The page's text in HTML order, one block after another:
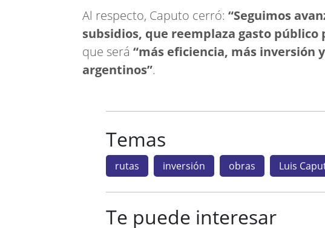
Al respecto, Caputo cerró: “Seguimos
subsidios, que reemplaza gasto público
que será “más eficiencia, más
argentinos”.
Temas
rutas inversión obras Luis
Te puede interesar